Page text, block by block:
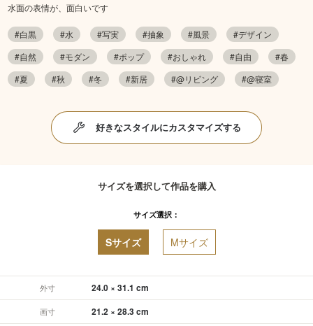
水面の表情が、面白いです
#白黒 #水 #写実 #抽象 #風景
#デザイン
#自然
#モダン #ポップ #おしゃれ #自由
#春
#夏
#秋 #冬 #新居 #@リビング #@寝室
好きなスタイルにカスタマイズする
サイズを選択して作品を購入
サイズ選択：
Sサイズ Mサイズ
外寸 24.0 × 31.1 cm
画寸 21.2 × 28.3 cm